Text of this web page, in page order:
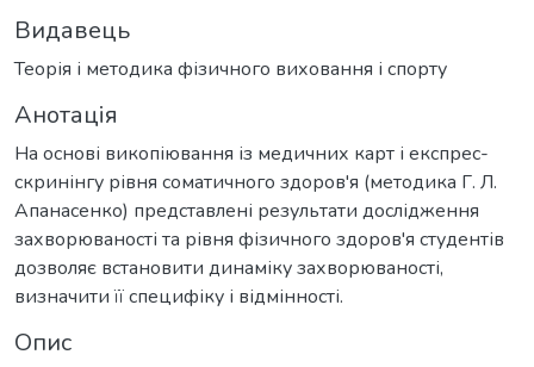
Видавець
Теорія і методика фізичного виховання і спорту
Анотація
На основі викопіювання із медичних карт і експрес-
скринінгу рівня соматичного здоров'я (методика Г. Л.
Апанасенко) представлені результати дослідження
захворюваності та рівня фізичного здоров'я студентів
дозволяє встановити динаміку захворюваності,
визначити її специфіку і відмінності.
Опис